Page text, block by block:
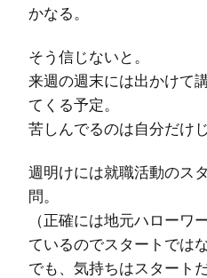
かなる。
そう信じないと。
来週の週末には出かけて
てくる予定。
苦しんでるのは自分だけじ
週明けには就職活動のス
問。
（正確には地元ハローワ
ているのでスタートでは
でも、気持ちはスタート